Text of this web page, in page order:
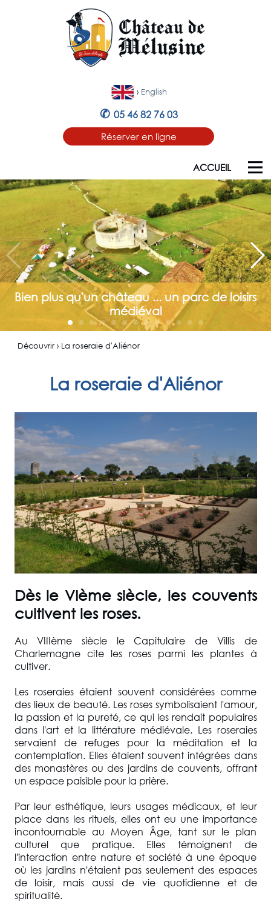
› English
✆ 05 46 82 76 03
Réserver en ligne
ACCUEIL
Bien plus qu'un château ... un parc de loisirs
médiéval
Découvrir › La roseraie d'Aliénor
La roseraie d'Aliénor
Dès le VIème siècle, les couvents
cultivent les roses.
Au VIIIème siècle le Capitulaire de Villis de
Charlemagne cite les roses parmi les plantes à
cultiver.
Les roseraies étaient souvent considérées comme
des lieux de beauté. Les roses symbolisaient l'amour,
la passion et la pureté, ce qui les rendait populaires
dans l'art et la littérature médiévale. Les roseraies
servaient de refuges pour la méditation et la
contemplation. Elles étaient souvent intégrées dans
des monastères ou des jardins de couvents, offrant
un espace paisible pour la prière.
Par leur esthétique, leurs usages médicaux, et leur
place dans les rituels, elles ont eu une importance
incontournable au Moyen Âge, tant sur le plan
culturel que pratique. Elles témoignent de
l'interaction entre nature et société à une époque
où les jardins n'étaient pas seulement des espaces
de loisir, mais aussi de vie quotidienne et de
spiritualité.